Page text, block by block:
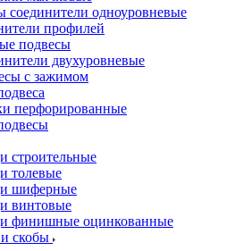
соединители одноуровневые
профилей
подвесы
двухуровневые
с зажимом
перфорированные
строительные
толевые
шиферные
винтовые
финишные оцинкованные
скобы